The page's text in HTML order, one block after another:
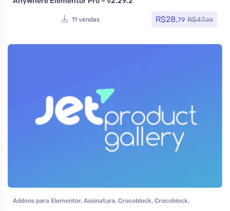
11 vendas R$28,79 R$47,99
Addons para Elementor, Assinatura, Crocoblock, Crocoblock,